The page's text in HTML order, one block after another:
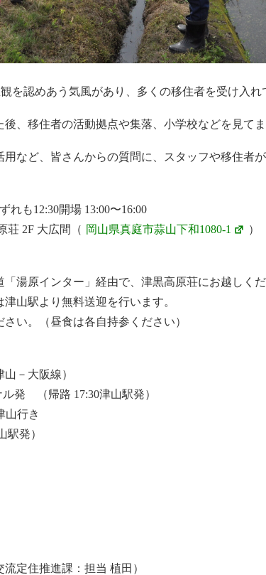
を認めあう気風があり、多くの移住者を受け入れ
、移住者の活動拠点や集落、小学校などを見て
用など、皆さんからの質問に、スタッフや移住者
れも12:30開場 13:00〜16:00
荘 2F 大広間（ 岡山県真庭市蒜山下和1080-1
）
湯原インター」経由で、津黒高原荘にお越しく
山駅より無料送迎を行います。
い。（昼食は各自持参ください）
－大阪線）
発 （帰路 17:30津山駅発）
行き
発）
定住推進課：担当 植田）